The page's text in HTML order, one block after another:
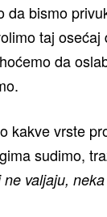
da bismo
taj
da
kakve vrste
sudimo,
ne valjaju,